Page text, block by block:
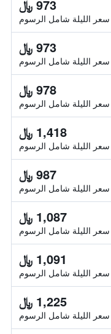
973 ﷼
سعر الليلة شامل الرسوم
973 ﷼
سعر الليلة شامل الرسوم
978 ﷼
سعر الليلة شامل الرسوم
1,418 ﷼
سعر الليلة شامل الرسوم
987 ﷼
سعر الليلة شامل الرسوم
1,087 ﷼
سعر الليلة شامل الرسوم
1,091 ﷼
سعر الليلة شامل الرسوم
1,225 ﷼
سعر الليلة شامل الرسوم